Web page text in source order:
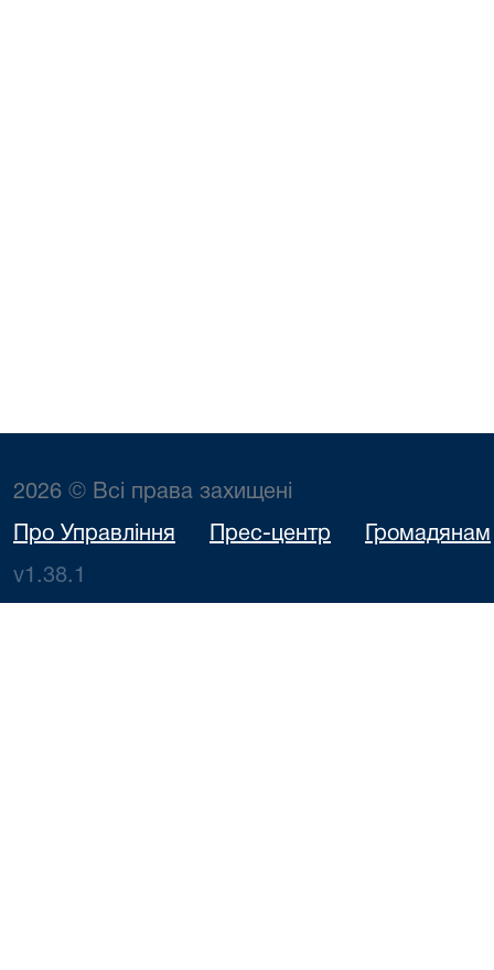
2026 © Всі права захищені
Про Управління Прес-центр Громадянам
v1.38.1